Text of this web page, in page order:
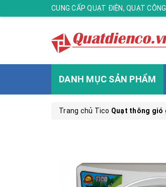
CUNG CẤP QUẠT ĐIỆN, QUẠT
DANH MỤC SẢN PHẨM
Trang chủ Tico Quạt thông gió